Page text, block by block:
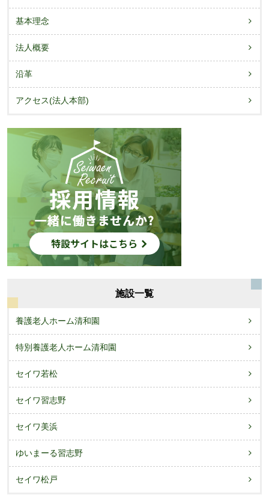
基本理念
法人概要
沿革
アクセス(法人本部)
施設一覧
養護老人ホーム清和園
特別養護老人ホーム清和園
セイワ若松
セイワ習志野
セイワ美浜
ゆいまーる習志野
セイワ松戸